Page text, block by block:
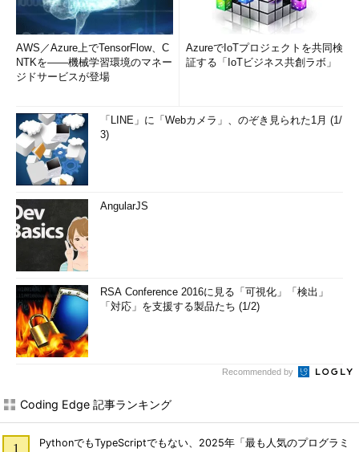
AWS／Azure上でTensorFlow、C
NTKを――機械学習環境のマネー
ジドサービスが登場
AzureでIoTプロジェクトを共同検
証する「IoTビジネス共創ラボ」
「LINE」に「Webカメラ」、のぞき見られた1月 (1/
3)
AngularJS
RSA Conference 2016に見る「可視化」「検出」
「対応」を支援する製品たち (1/2)
Recommended by
Coding Edge 記事ランキング
PythonでもTypeScriptでもない、2025年「最も人気のプログラミ